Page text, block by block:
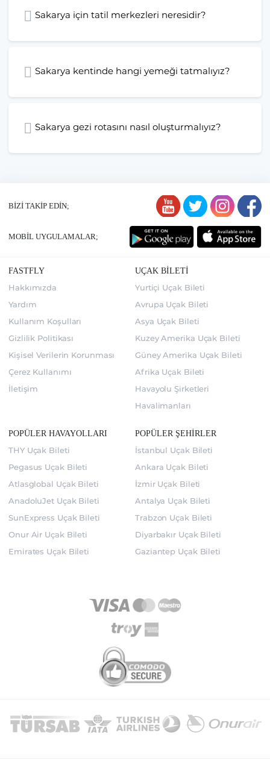
Sakarya için tatil merkezleri neresidir?
Sakarya kentinde hangi yemeği tatmalıyız?
Sakarya gezi rotasını nasıl oluşturmalıyız?
BİZİ TAKİP EDİN;
MOBİL UYGULAMALAR;
FASTFLY
Hakkımızda
Yardım
Kullanım Koşulları
Gizlilik Politikası
Kişisel Verilerin Korunması
Çerez Kullanımı
İletişim
UÇAK BİLETİ
Yurtiçi Uçak Bileti
Avrupa Uçak Bileti
Asya Uçak Bileti
Kuzey Amerika Uçak Bileti
Güney Amerika Uçak Bileti
Afrika Uçak Bileti
Havayolu Şirketleri
Havalimanları
POPÜLER HAVAYOLLARI
THY Uçak Bileti
Pegasus Uçak Bileti
Atlasglobal Uçak Bileti
AnadoluJet Uçak Bileti
SunExpress Uçak Bileti
Onur Air Uçak Bileti
Emirates Uçak Bileti
POPÜLER ŞEHİRLER
İstanbul Uçak Bileti
Ankara Uçak Bileti
İzmir Uçak Bileti
Antalya Uçak Bileti
Trabzon Uçak Bileti
Diyarbakır Uçak Bileti
Gaziantep Uçak Bileti